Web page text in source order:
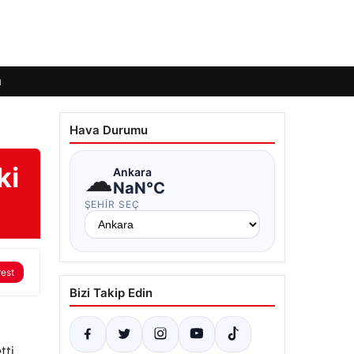
Hava Durumu
☁Ankara
NaN°C
ŞEHIR SEÇ
Bizi Takip Edin